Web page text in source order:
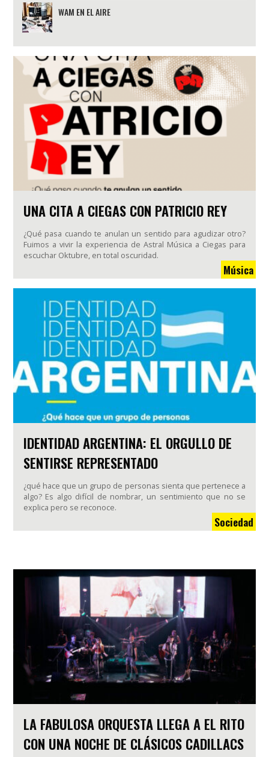
WAM EN EL AIRE
UNA CITA A CIEGAS CON PATRICIO REY
¿Qué pasa cuando te anulan un sentido para agudizar otro?
Fuimos a vivir la experiencia de Astral Música a Ciegas para
escuchar Oktubre, en total oscuridad.
Música
IDENTIDAD ARGENTINA: EL ORGULLO DE
SENTIRSE REPRESENTADO
¿qué hace que un grupo de personas sienta que pertenece a
algo? Es algo difícil de nombrar, un sentimiento que no se
explica pero se reconoce.
Sociedad
LA FABULOSA ORQUESTA LLEGA A EL RITO
CON UNA NOCHE DE CLÁSICOS CADILLACS